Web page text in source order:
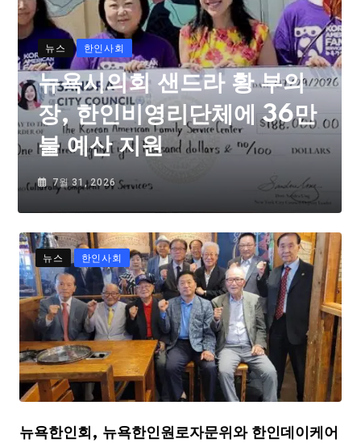
뉴스 한인사회
뉴욕시의회 샌드라 황 부의
장, 한인비영리단체에 36만
불 예산 지원
7월 31, 2026
뉴스 한인사회
뉴욕한인회, 뉴욕한인원로자문위와 한인데이케어